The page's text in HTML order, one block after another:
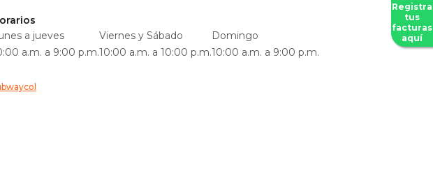
a jueves
a.m. a 9:00 p.m.
Viernes y Sábado
10:00 a.m. a 10:00 p.m.
Domingo
10:00 a.m. a 9:00 p.m.
Registra
tus
facturas
aquí